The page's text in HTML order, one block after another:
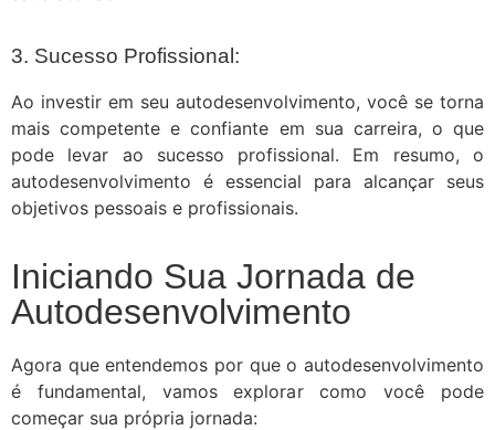
3. Sucesso Profissional:
Ao investir em seu autodesenvolvimento, você se torna
mais competente e confiante em sua carreira, o que
pode levar ao sucesso profissional. Em resumo, o
autodesenvolvimento é essencial para alcançar seus
objetivos pessoais e profissionais.
Iniciando Sua Jornada de
Autodesenvolvimento
Agora que entendemos por que o autodesenvolvimento
é fundamental, vamos explorar como você pode
começar sua própria jornada: